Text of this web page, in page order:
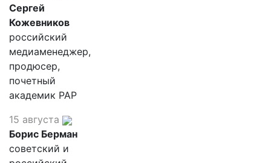
Сергей
Кожевников
российский
медиаменеджер,
продюсер,
почетный
академик РАР
15 августа
Борис Берман
советский и